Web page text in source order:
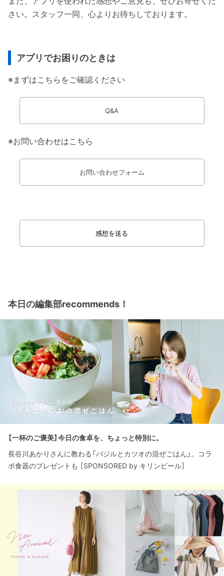
さい。スタッフ一同、心よりお待ちしております。
アプリでお困りのときは
※まずはこちらをご確認ください
Q&A
※お問い合わせはこちら
お問い合わせフォーム
感想を送る
本日の編集部recommends！
【一杯のご褒美】今日の食卓を、ちょっと特別に。
長谷川あかりさんに教わる「バジルとカツオの混ぜごはん」。コラ
ボ食器のプレゼントも ［SPONSORED by キリンビール］